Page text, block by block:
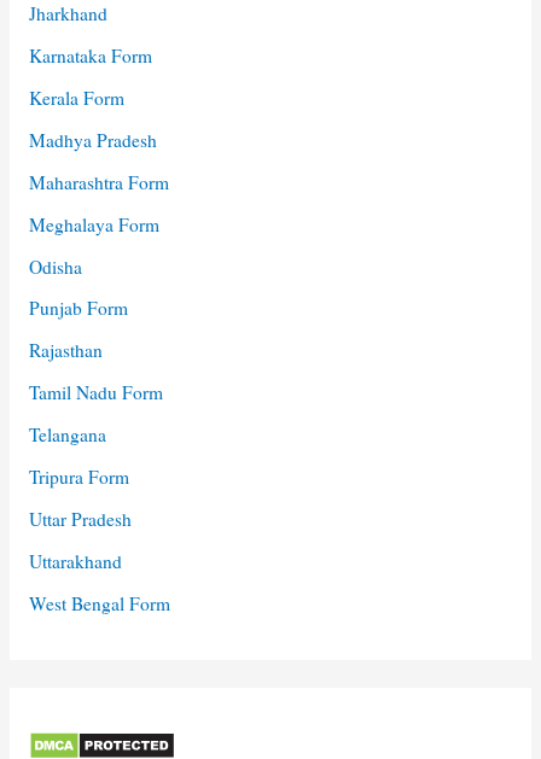
Jharkhand
Karnataka Form
Kerala Form
Madhya Pradesh
Maharashtra Form
Meghalaya Form
Odisha
Punjab Form
Rajasthan
Tamil Nadu Form
Telangana
Tripura Form
Uttar Pradesh
Uttarakhand
West Bengal Form